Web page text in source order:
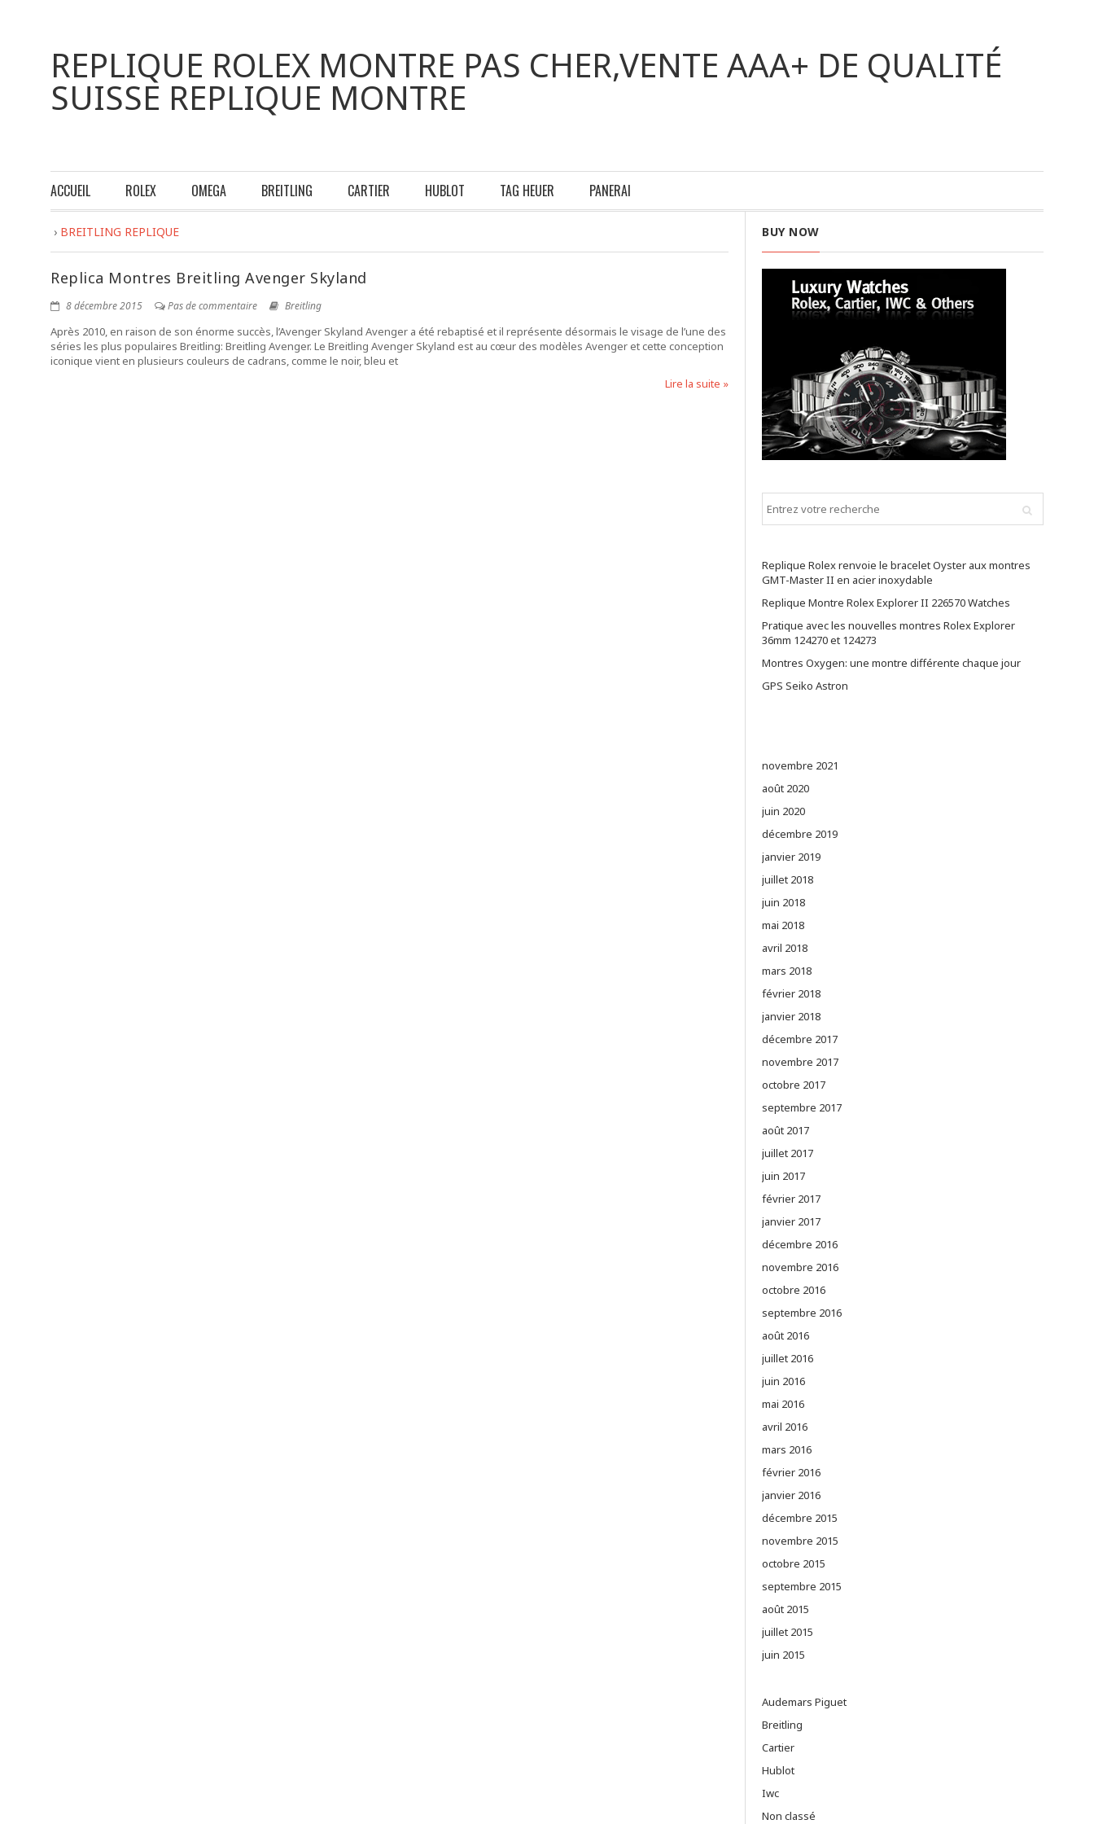
REPLIQUE ROLEX MONTRE PAS CHER,VENTE AAA+ DE QUALITÉ
SUISSE REPLIQUE MONTRE
ACCUEIL ROLEX OMEGA BREITLING CARTIER HUBLOT TAG HEUER PANERAI
› BREITLING REPLIQUE
Replica Montres Breitling Avenger Skyland
8 décembre 2015 Pas de commentaire Breitling
Après 2010, en raison de son énorme succès, l’Avenger Skyland Avenger a été rebaptisé et il représente désormais le visage de l’une des
séries les plus populaires Breitling: Breitling Avenger. Le Breitling Avenger Skyland est au cœur des modèles Avenger et cette conception
iconique vient en plusieurs couleurs de cadrans, comme le noir, bleu et
Lire la suite »
BUY NOW
Replique Rolex renvoie le bracelet Oyster aux montres
GMT-Master II en acier inoxydable
Replique Montre Rolex Explorer II 226570 Watches
Pratique avec les nouvelles montres Rolex Explorer
36mm 124270 et 124273
Montres Oxygen: une montre différente chaque jour
GPS Seiko Astron
novembre 2021
août 2020
juin 2020
décembre 2019
janvier 2019
juillet 2018
juin 2018
mai 2018
avril 2018
mars 2018
février 2018
janvier 2018
décembre 2017
novembre 2017
octobre 2017
septembre 2017
août 2017
juillet 2017
juin 2017
février 2017
janvier 2017
décembre 2016
novembre 2016
octobre 2016
septembre 2016
août 2016
juillet 2016
juin 2016
mai 2016
avril 2016
mars 2016
février 2016
janvier 2016
décembre 2015
novembre 2015
octobre 2015
septembre 2015
août 2015
juillet 2015
juin 2015
Audemars Piguet
Breitling
Cartier
Hublot
Iwc
Non classé